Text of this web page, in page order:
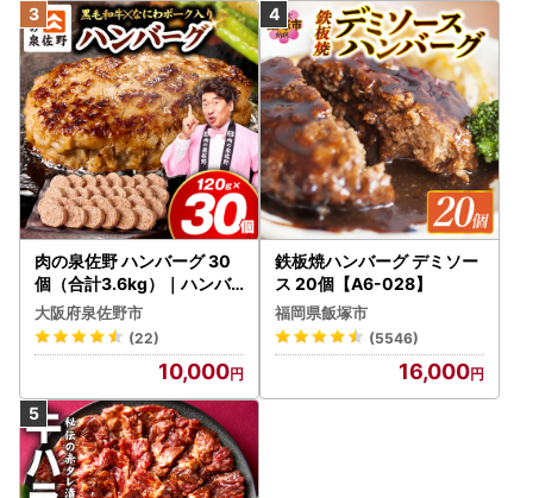
肉の泉佐野 ハンバーグ 30
個（合計3.6kg）｜ハンバ
ーグ 訳あり 黒毛和牛×なに
わポーク
大阪府泉佐野市
(22)
10,000
鉄板焼ハンバーグ デミソー
ス 20個【A6-028】
福岡県飯塚市
(5546)
16,000